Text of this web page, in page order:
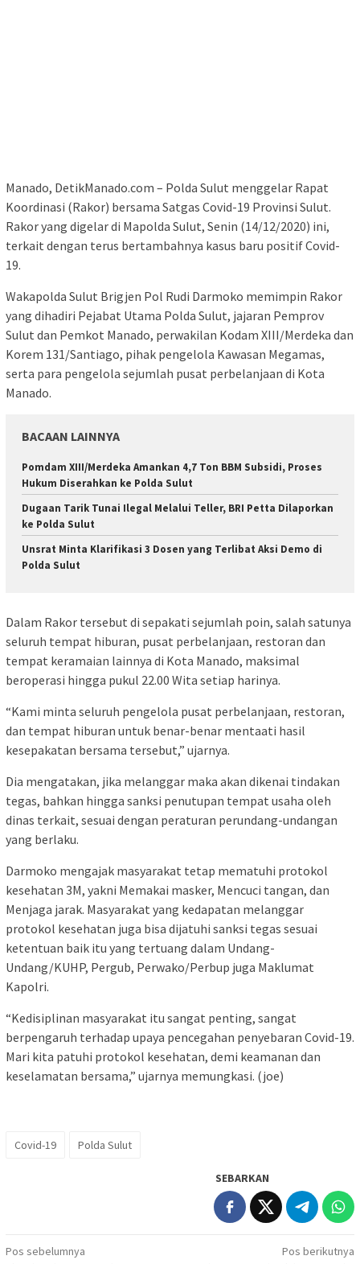
Manado, DetikManado.com – Polda Sulut menggelar Rapat
Koordinasi (Rakor) bersama Satgas Covid-19 Provinsi Sulut.
Rakor yang digelar di Mapolda Sulut, Senin (14/12/2020) ini,
terkait dengan terus bertambahnya kasus baru positif Covid-
19.
Wakapolda Sulut Brigjen Pol Rudi Darmoko memimpin Rakor
yang dihadiri Pejabat Utama Polda Sulut, jajaran Pemprov
Sulut dan Pemkot Manado, perwakilan Kodam XIII/Merdeka dan
Korem 131/Santiago, pihak pengelola Kawasan Megamas,
serta para pengelola sejumlah pusat perbelanjaan di Kota
Manado.
BACAAN LAINNYA
Pomdam XIII/Merdeka Amankan 4,7 Ton BBM Subsidi, Proses
Hukum Diserahkan ke Polda Sulut
Dugaan Tarik Tunai Ilegal Melalui Teller, BRI Petta Dilaporkan
ke Polda Sulut
Unsrat Minta Klarifikasi 3 Dosen yang Terlibat Aksi Demo di
Polda Sulut
Dalam Rakor tersebut di sepakati sejumlah poin, salah satunya
seluruh tempat hiburan, pusat perbelanjaan, restoran dan
tempat keramaian lainnya di Kota Manado, maksimal
beroperasi hingga pukul 22.00 Wita setiap harinya.
“Kami minta seluruh pengelola pusat perbelanjaan, restoran,
dan tempat hiburan untuk benar-benar mentaati hasil
kesepakatan bersama tersebut,” ujarnya.
Dia mengatakan, jika melanggar maka akan dikenai tindakan
tegas, bahkan hingga sanksi penutupan tempat usaha oleh
dinas terkait, sesuai dengan peraturan perundang-undangan
yang berlaku.
Darmoko mengajak masyarakat tetap mematuhi protokol
kesehatan 3M, yakni Memakai masker, Mencuci tangan, dan
Menjaga jarak. Masyarakat yang kedapatan melanggar
protokol kesehatan juga bisa dijatuhi sanksi tegas sesuai
ketentuan baik itu yang tertuang dalam Undang-
Undang/KUHP, Pergub, Perwako/Perbup juga Maklumat
Kapolri.
“Kedisiplinan masyarakat itu sangat penting, sangat
berpengaruh terhadap upaya pencegahan penyebaran Covid-19.
Mari kita patuhi protokol kesehatan, demi keamanan dan
keselamatan bersama,” ujarnya memungkasi. (joe)
Covid-19 Polda Sulut
SEBARKAN
Navigasi
Pos sebelumnya
Pos berikutnya